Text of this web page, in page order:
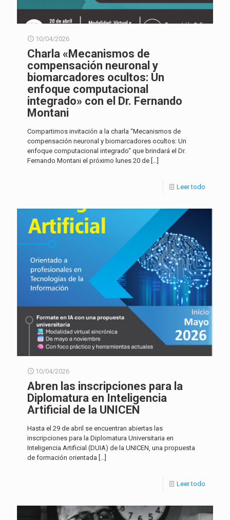
10/04/2026
Charla «Mecanismos de
compensación neuronal y
biomarcadores ocultos: Un
enfoque computacional
integrado» con el Dr. Fernando
Montani
Compartimos invitación a la charla “Mecanismos de
compensación neuronal y biomarcadores ocultos: Un
enfoque computacional integrado“ que brindará el Dr.
Fernando Montani el próximo lunes 20 de […]
Leer todo
10/04/2026
Abren las inscripciones para la
Diplomatura en Inteligencia
Artificial de la UNICEN
Hasta el 29 de abril se encuentran abiertas las
inscripciones para la Diplomatura Universitaria en
Inteligencia Artificial (DUIA) de la UNICEN, una propuesta
de formación orientada […]
Leer todo